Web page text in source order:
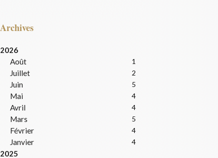
Archives
2026
Août
1
Juillet 2
Juin 5
Mai 4
Avril 4
Mars 5
Février 4
Janvier 4
2025